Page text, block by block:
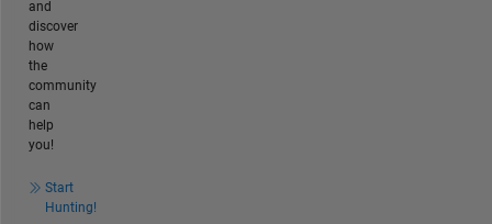
and
discover
how
the
community
can
help
you!
Start
Hunting!